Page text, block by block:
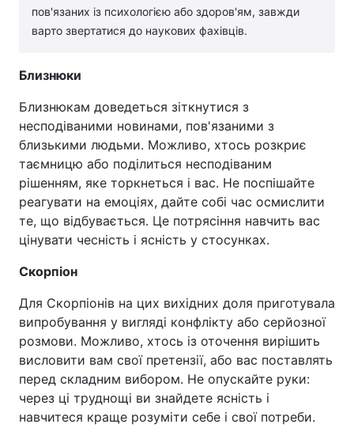
пов'язаних із психологією або здоров'ям, завжди
варто звертатися до наукових фахівців.
Близнюки
Близнюкам доведеться зіткнутися з
несподіваними новинами, пов'язаними з
близькими людьми. Можливо, хтось розкриє
таємницю або поділиться несподіваним
рішенням, яке торкнеться і вас. Не поспішайте
реагувати на емоціях, дайте собі час осмислити
те, що відбувається. Це потрясіння навчить вас
цінувати чесність і ясність у стосунках.
Скорпіон
Для Скорпіонів на цих вихідних доля приготувала
випробування у вигляді конфлікту або серйозної
розмови. Можливо, хтось із оточення вирішить
висловити вам свої претензії, або вас поставлять
перед складним вибором. Не опускайте руки:
через ці труднощі ви знайдете ясність і
навчитеся краще розуміти себе і свої потреби.